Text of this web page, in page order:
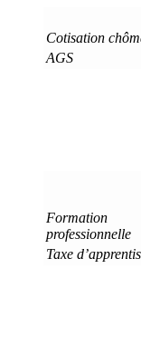
Cotisation
AGS
Formation
professionnelle
Taxe